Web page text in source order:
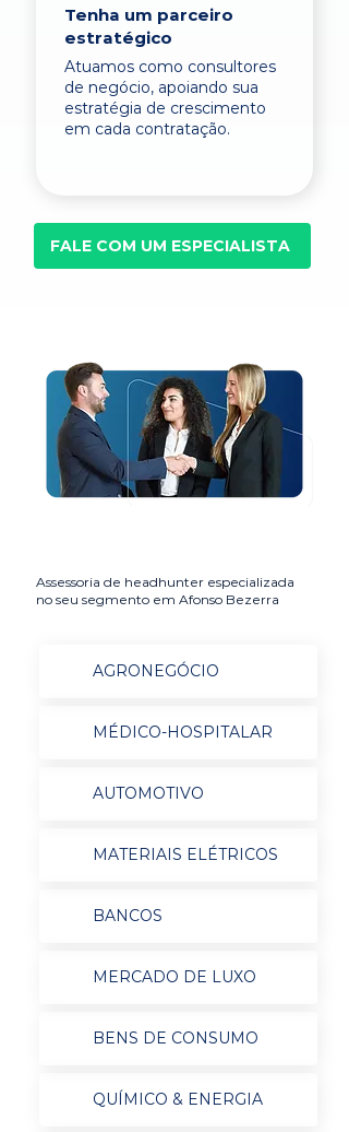
Tenha um parceiro
estratégico
Atuamos como consultores
de negócio, apoiando sua
estratégia de crescimento
em cada contratação.
FALE COM UM ESPECIALISTA
Assessoria de headhunter especializada
no seu segmento em Afonso Bezerra
AGRONEGÓCIO
MÉDICO-HOSPITALAR
AUTOMOTIVO
MATERIAIS ELÉTRICOS
BANCOS
MERCADO DE LUXO
BENS DE CONSUMO
QUÍMICO & ENERGIA